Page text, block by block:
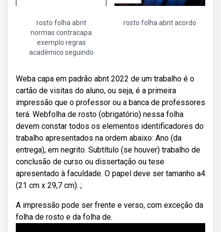
rosto folha abnt
normas contracapa
exemplo regras
acadêmico seguindo
rosto folha abnt acordo
Weba capa em padrão abnt 2022 de um trabalho é o
cartão de visitas do aluno, ou seja, é a primeira
impressão que o professor ou a banca de professores
terá. Webfolha de rosto (obrigatório) nessa folha
devem constar todos os elementos identificadores do
trabalho apresentados na ordem abaixo: Ano (da
entrega), em negrito. Subtítulo (se houver) trabalho de
conclusão de curso ou dissertação ou tese
apresentado à faculdade. O papel deve ser tamanho a4
(21 cm x 29,7 cm). ;
A impressão pode ser frente e verso, com exceção da
folha de rosto e da folha de.